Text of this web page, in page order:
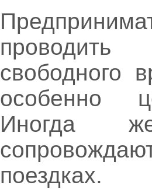
свободного
особенно
Иногда
поездках.